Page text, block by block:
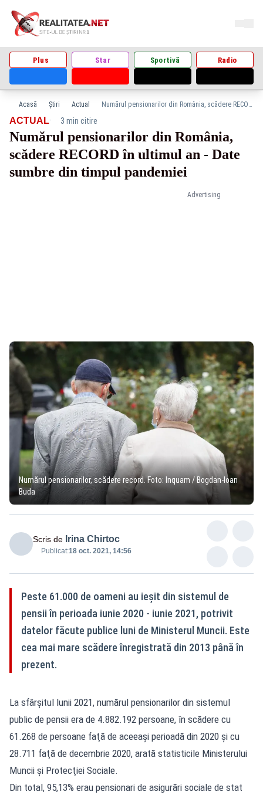
Plus Star Sportivă Radio
Acasă Știri Actual Numărul pensionarilor din România, scădere RECORD în ultimul an - Date sumbre din timpul pandemiei
Advertising
ACTUAL· 3 min citire
Numărul pensionarilor din România,
scădere RECORD în ultimul an - Date
sumbre din timpul pandemiei
Numărul pensionarilor, scădere record. Foto: Inquam / Bogdan-Ioan
Buda
Scris de Irina Chirtoc
Publicat:18 oct. 2021, 14:56
Peste 61.000 de oameni au ieșit din sistemul de
pensii în perioada iunie 2020 - iunie 2021, potrivit
datelor făcute publice luni de Ministerul Muncii. Este
cea mai mare scădere înregistrată din 2013 până în
prezent.
La sfârșitul lunii 2021, numărul pensionarilor din sistemul
public de pensii era de 4.882.192 persoane, în scădere cu
61.268 de persoane faţă de aceeași perioadă din 2020 și cu
28.711 faţă de decembrie 2020, arată statisticile Ministerului
Muncii şi Protecţiei Sociale.
Din total, 95,13% erau pensionari de asigurări sociale de stat